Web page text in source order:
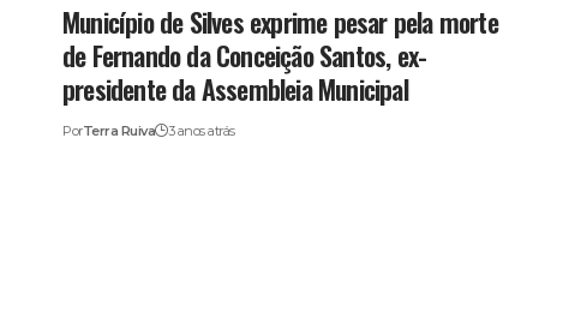
Município de Silves exprime pesar pela morte
de Fernando da Conceição Santos, ex-
presidente da Assembleia Municipal
PorTerra Ruiva 3 anos atrás